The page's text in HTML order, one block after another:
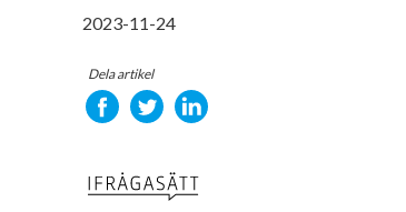
2023-11-24
Dela artikel